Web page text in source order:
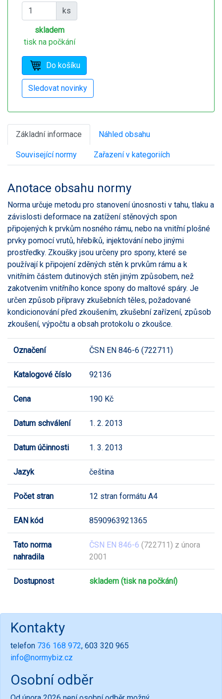
ks
skladem
tisk na počkání
Základní informace Náhled obsahu
Související normy Zařazení v kategoriích
Anotace obsahu normy
Norma určuje metodu pro stanovení únosnosti v tahu, tlaku a
závislosti deformace na zatížení stěnových spon
připojených k prvkům nosného rámu, nebo na vnitřní plošné
prvky pomocí vrutů, hřebíků, injektování nebo jinými
prostředky. Zkoušky jsou určeny pro spony, které se
používají k připojení zděných stěn k prvkům rámu a k
vnitřním částem dutinových stěn jiným způsobem, než
zakotvením vnitřního konce spony do maltové spáry. Je
určen způsob přípravy zkušebních těles, požadované
kondicionování před zkoušením, zkušební zařízení, způsob
zkoušení, výpočtu a obsah protokolu o zkoušce.
Označení ČSN EN 846-6 (722711)
Katalogové číslo 92136
Cena 190 Kč
Datum schválení 1. 2. 2013
Datum účinnosti 1. 3. 2013
Jazyk čeština
Počet stran 12 stran formátu A4
EAN kód 8590963921365
Tato norma
nahradila
ČSN EN 846-6 (722711) z února
2001
Dostupnost skladem (tisk na počkání)
Kontakty
telefon 736 168 972, 603 320 965
info@normybiz.cz
Osobní odběr